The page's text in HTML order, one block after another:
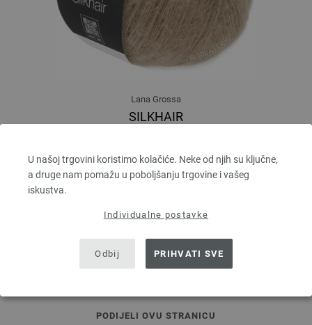
U našoj trgovini koristimo kolačiće. Neke od njih su ključne,
a druge nam pomažu u poboljšanju trgovine i vašeg
iskustva.
Individualne postavke
Odbij PRIHVATI SVE
Lana Grossa
SILKHAIR
Većina igle: 4,5 - 5
6,64 € - 8,36 €
PODIJELI OVU STRANICU